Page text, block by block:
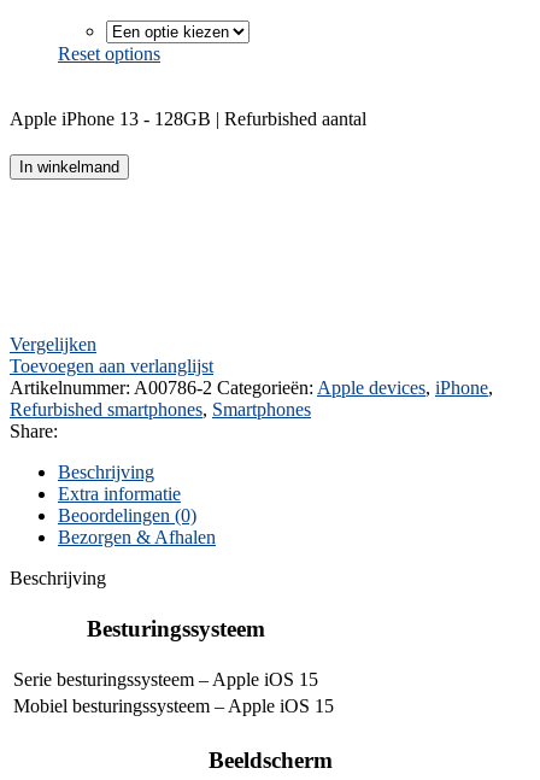
Reset options
Apple iPhone 13 - 128GB | Refurbished aantal
In winkelmand
Vergelijken
Toevoegen aan verlanglijst
Artikelnummer: A00786-2 Categorieën: Apple devices, iPhone,
Refurbished smartphones, Smartphones
Share:
Beschrijving
Extra informatie
Beoordelingen (0)
Bezorgen & Afhalen
Beschrijving
Besturingssysteem
Serie besturingssysteem – Apple iOS 15
Mobiel besturingssysteem – Apple iOS 15
Beeldscherm